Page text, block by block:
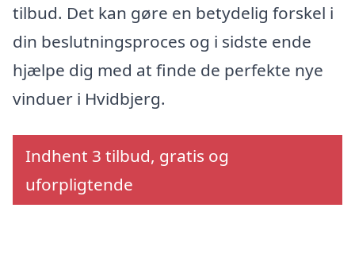
tilbud. Det kan gøre en betydelig forskel i
din beslutningsproces og i sidste ende
hjælpe dig med at finde de perfekte nye
vinduer i Hvidbjerg.
Indhent 3 tilbud, gratis og
uforpligtende